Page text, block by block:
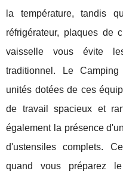
la température, tandis
réfrigérateur, plaques de
vaisselle vous évite
traditionnel. Le
unités dotées de ces
de travail spacieux et
également la présence
d'ustensiles complets.
quand vous préparez